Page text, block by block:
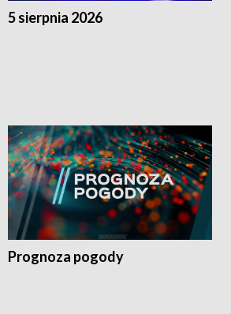
5 sierpnia 2026
Prognoza pogody